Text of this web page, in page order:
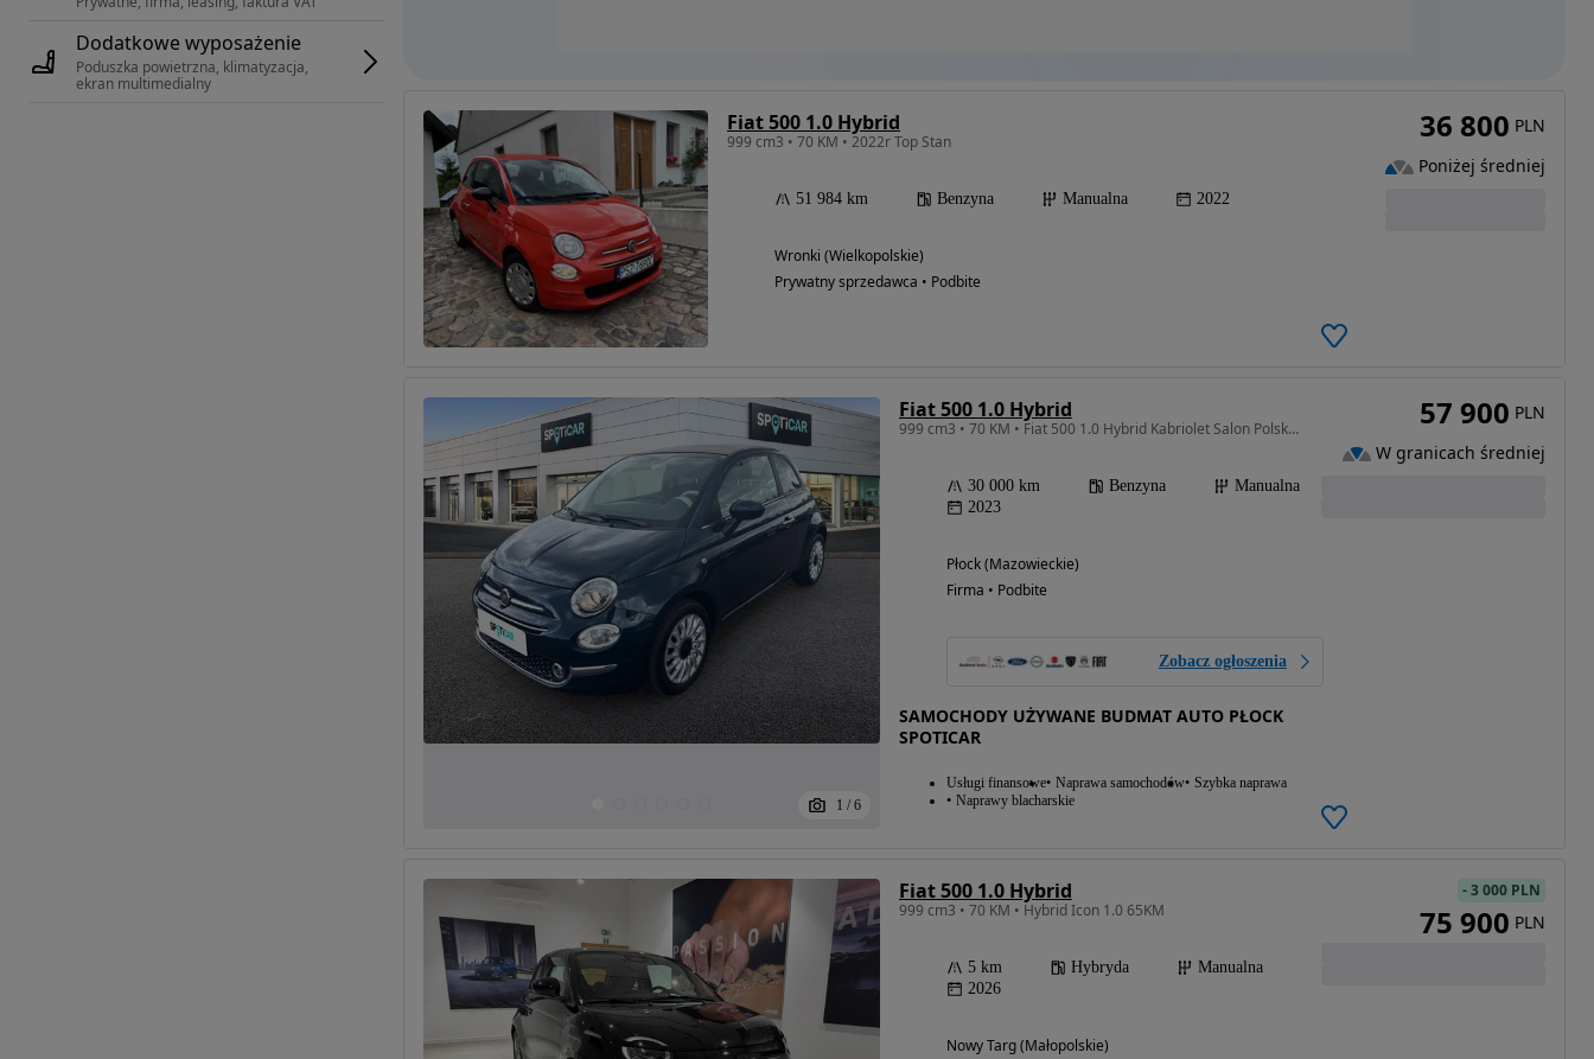
Dodatkowe wyposażenie
Poduszka powietrzna, klimatyzacja,
ekran multimedialny
Fiat 500 1.0 Hybrid
999 cm3 • 70 KM • 2022r Top Stan
51 984 km Benzyna Manualna 2022
Wronki (Wielkopolskie)
Prywatny sprzedawca • Podbite
36 800 PLN
Poniżej średniej
1 / 6
Fiat 500 1.0 Hybrid
999 cm3 • 70 KM • Fiat 500 1.0 Hybrid Kabriolet Salon Polska FV23% Pierwszy właściciel
30 000 km Benzyna
Manualna
2023
Płock (Mazowieckie)
Firma • Podbite
Zobacz ogłoszenia
SAMOCHODY UŻYWANE BUDMAT AUTO PŁOCK
SPOTICAR
Usługi finansowe Naprawa samochodów Szybka naprawa
Naprawy blacharskie
57 900 PLN
W granicach średniej
Fiat 500 1.0 Hybrid
999 cm3 • 70 KM • Hybrid Icon 1.0 65KM
5 km Hybryda
Manualna
2026
Nowy Targ (Małopolskie)
-3 000 PLN
75 900 PLN